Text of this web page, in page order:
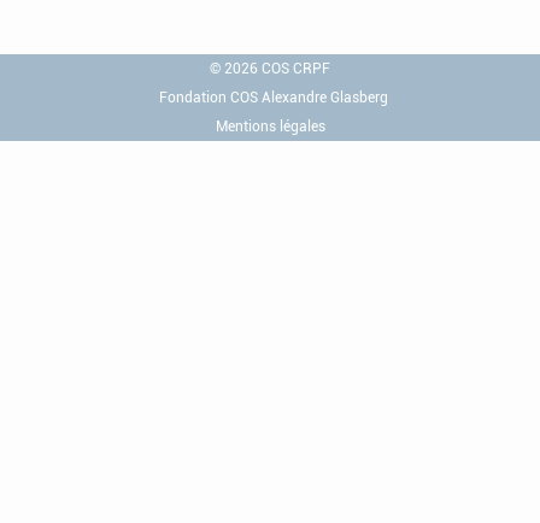
© 2026 COS CRPF
Fondation COS Alexandre Glasberg
Mentions légales